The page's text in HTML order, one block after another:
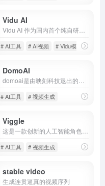
Vidu AI
# AI工具 # AI视频 # Vidu模型
DomoAI
# AI工具 # 视频生成
Viggle
# AI工具 # 视频生成
stable video
生成连贯逼真的视频序列